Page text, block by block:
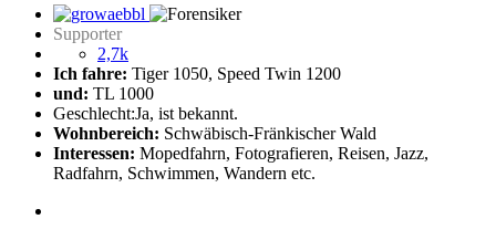
Supporter
2,7k
Ich fahre: Tiger 1050, Speed Twin 1200
und: TL 1000
Geschlecht:Ja, ist bekannt.
Wohnbereich: Schwäbisch-Fränkischer Wald
Interessen: Mopedfahrn, Fotografieren, Reisen, Jazz,
Radfahrn, Schwimmen, Wandern etc.